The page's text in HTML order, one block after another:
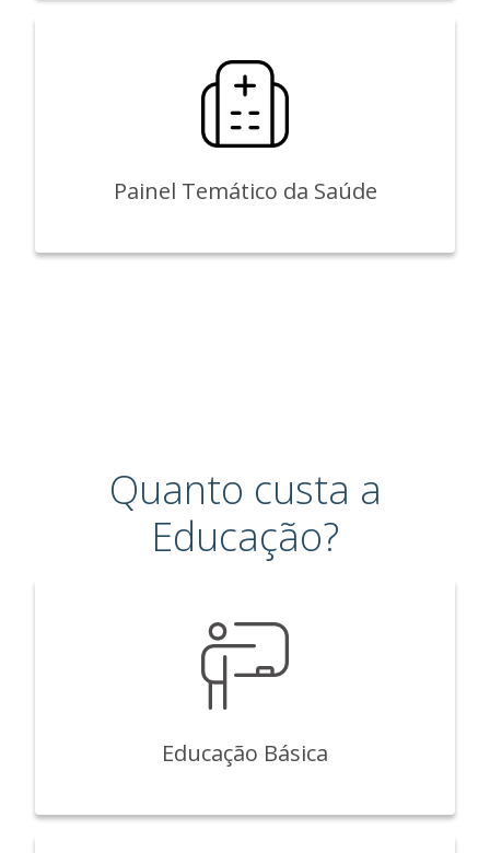
Painel Temático da Saúde
Quanto custa a
Educação?
Educação Básica